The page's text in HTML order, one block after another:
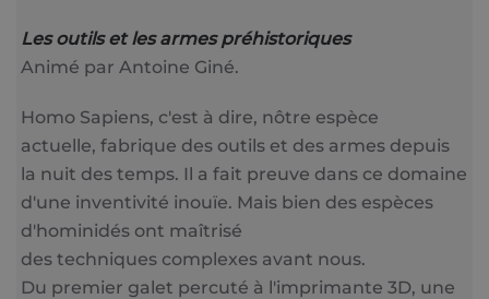
Les outils et les armes préhistoriques
Animé par Antoine Giné.
Homo Sapiens, c'est à dire, nôtre espèce
actuelle, fabrique des outils et des armes depuis
la nuit des temps. Il a fait preuve dans ce domaine
d'une inventivité inouïe. Mais bien des espèces
d'hominidés ont maîtrisé
des techniques complexes avant nous.
Du premier galet percuté à l'imprimante 3D, une